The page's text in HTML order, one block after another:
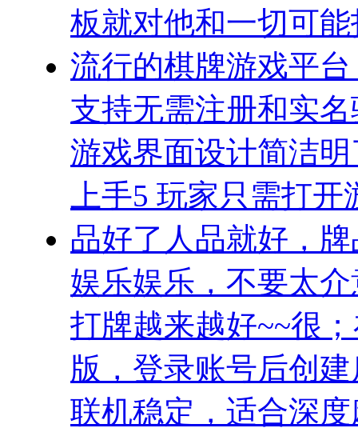
板就对他和一切可
流行的棋牌游戏平
支持无需注册和实
游戏界面设计简洁
上手5 玩家只需打开
品好了人品就好，
娱乐娱乐，不要太
打牌越来越好~~很
版，登录账号后创
联机稳定，适合深